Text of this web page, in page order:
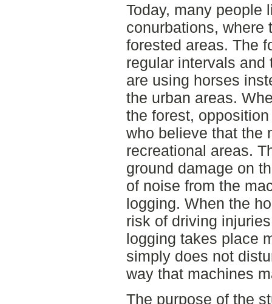
Today, many people
conurbations, where
forested areas. The
regular intervals
are using horses
the urban areas.
the forest,
who believe that the
recreational areas.
ground damage on
of noise from the
logging. When the
risk of driving
logging takes place
simply does not
way that machines
The purpose of the